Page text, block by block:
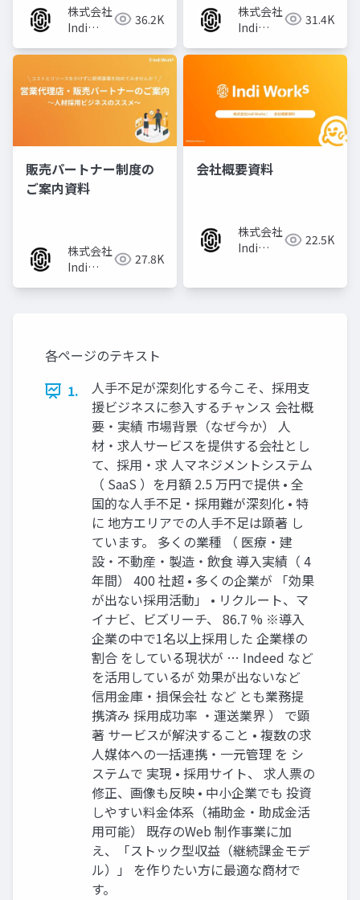
株式会社
Indi
36.2K
株式会社
Indi
31.4K
販売パートナー制度の
ご案内資料
株式会社
Indi
27.8K
会社概要資料
株式会社
Indi
22.5K
各ページのテキスト
1.
人手不足が深刻化する今こそ、採用支
援ビジネスに参入するチャンス 会社概
要・実績 市場背景（なぜ今か） 人
材・求人サービスを提供する会社とし
て、採用・求 人マネジメントシステム
（ SaaS ）を月額 2.5 万円で提供 • 全
国的な人手不足・採用難が深刻化 • 特
に 地方エリアでの人手不足は顕著 し
ています。 多くの業種 （ 医療・建
設・不動産・製造・飲食 導入実績（ 4
年間） 400 社超 • 多くの企業が 「効果
が出ない採用活動」 • リクルート、マ
イナビ、ビズリーチ、 86.7 % ※導入
企業の中で1名以上採用した 企業様の
割合 をしている現状が … Indeed など
を活用しているが 効果が出ないなど
信用金庫・損保会社 など とも業務提
携済み 採用成功率 ・運送業界 ） で顕
著 サービスが解決すること • 複数の求
人媒体への一括連携・一元管理 を シ
ステムで 実現 • 採用サイト、 求人票の
修正、画像も反映 • 中小企業でも 投資
しやすい料金体系（補助金・助成金活
用可能） 既存のWeb 制作事業に加
え、「ストック型収益（継続課金モデ
ル）」 を作りたい方に最適な商材で
す。